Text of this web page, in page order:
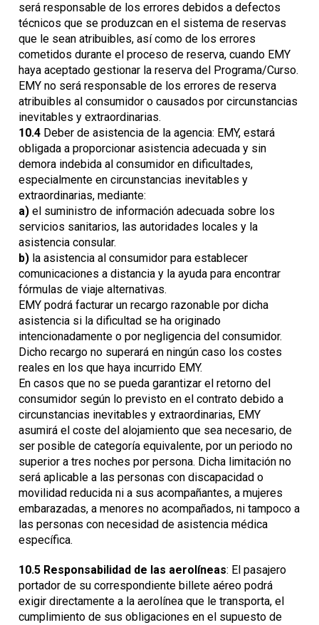
será responsable de los errores debidos a defectos
técnicos que se produzcan en el sistema de reservas
que le sean atribuibles, así como de los errores
cometidos durante el proceso de reserva, cuando EMY
haya aceptado gestionar la reserva del Programa/Curso.
EMY no será responsable de los errores de reserva
atribuibles al consumidor o causados por circunstancias
inevitables y extraordinarias.
10.4 Deber de asistencia de la agencia: EMY, estará
obligada a proporcionar asistencia adecuada y sin
demora indebida al consumidor en dificultades,
especialmente en circunstancias inevitables y
extraordinarias, mediante:
a) el suministro de información adecuada sobre los
servicios sanitarios, las autoridades locales y la
asistencia consular.
b) la asistencia al consumidor para establecer
comunicaciones a distancia y la ayuda para encontrar
fórmulas de viaje alternativas.
EMY podrá facturar un recargo razonable por dicha
asistencia si la dificultad se ha originado
intencionadamente o por negligencia del consumidor.
Dicho recargo no superará en ningún caso los costes
reales en los que haya incurrido EMY.
En casos que no se pueda garantizar el retorno del
consumidor según lo previsto en el contrato debido a
circunstancias inevitables y extraordinarias, EMY
asumirá el coste del alojamiento que sea necesario, de
ser posible de categoría equivalente, por un periodo no
superior a tres noches por persona. Dicha limitación no
será aplicable a las personas con discapacidad o
movilidad reducida ni a sus acompañantes, a mujeres
embarazadas, a menores no acompañados, ni tampoco a
las personas con necesidad de asistencia médica
específica.
10.5 Responsabilidad de las aerolíneas: El pasajero
portador de su correspondiente billete aéreo podrá
exigir directamente a la aerolínea que le transporta, el
cumplimiento de sus obligaciones en el supuesto de